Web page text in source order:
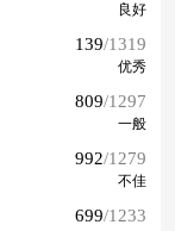
良好
139/1319
优秀
809/1297
一般
992/1279
不佳
699/1233